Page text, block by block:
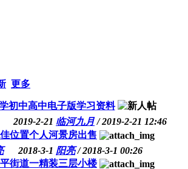
更多
初中高中电子版学习资料
2019-2-21 临河九月/ 2019-2-21 12:46
位置个人河景房出售
2018-3-1 阳亮/ 2018-3-1 00:26
街道一精装三层小楼